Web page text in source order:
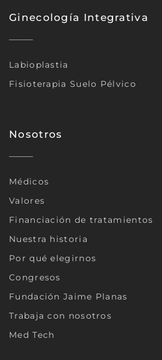
Ginecología Integrativa
Labioplastia
Fisioterapia Suelo Pélvico
Nosotros
Médicos
Valores
Financiación de tratamientos
Nuestra historia
Por qué elegirnos
Congresos
Fundación Jaime Planas
Trabaja con nosotros
Med Tech